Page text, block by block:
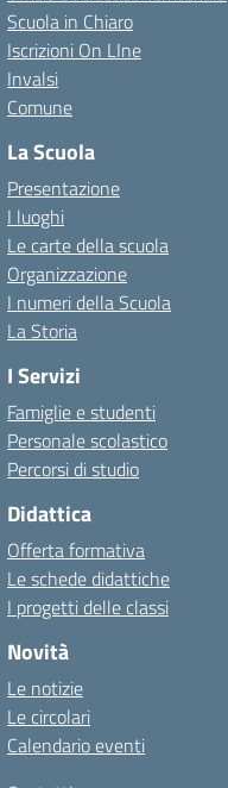
Scuola in Chiaro
Iscrizioni On LIne
Invalsi
Comune
La Scuola
Presentazione
I luoghi
Le carte della scuola
Organizzazione
I numeri della Scuola
La Storia
I Servizi
Famiglie e studenti
Personale scolastico
Percorsi di studio
Didattica
Offerta formativa
Le schede didattiche
I progetti delle classi
Novità
Le notizie
Le circolari
Calendario eventi